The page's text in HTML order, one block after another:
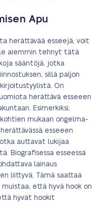
Apu
herättävää esseejä, voit
aiemmin tehnyt tätä
sääntöjä, jotka
sillä paljon
On
herättävä esseeen
Esimerkiksi,
mukaan ongelma-
esseeen
auttavat lukijaa
Biografisessa esseessä
lainaus
liittyvä. Tämä saattaa
että hyvä hook on
hyvät hookit